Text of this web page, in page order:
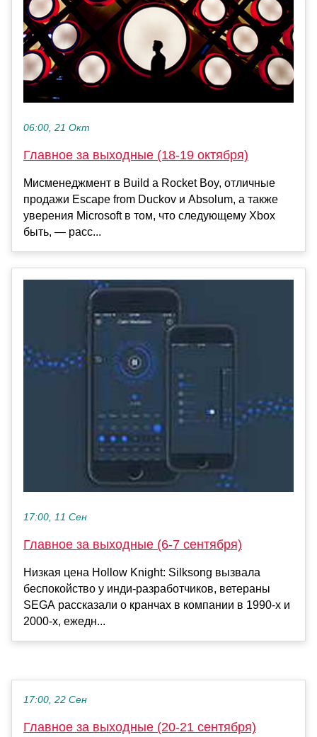
06:00, 21 Окт
Главное за выходные (18-19 октября)
Мисменеджмент в Build a Rocket Boy, отличные
продажи Escape from Duckov и Absolum, а также
уверения Microsoft в том, что следующему Xbox
быть, — расс...
17:00, 11 Сен
Главное за выходные (6-7 сентября)
Низкая цена Hollow Knight: Silksong вызвала
беспокойство у инди-разработчиков, ветераны
SEGA рассказали о кранчах в компании в 1990-х и
2000-х, ежедн...
17:00, 22 Сен
Главное за выходные (20-21 сентября)